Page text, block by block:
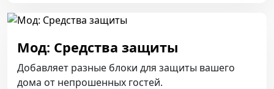
Мод: Средства защиты
Добавляет разные блоки для защиты вашего
дома от непрошенных гостей.